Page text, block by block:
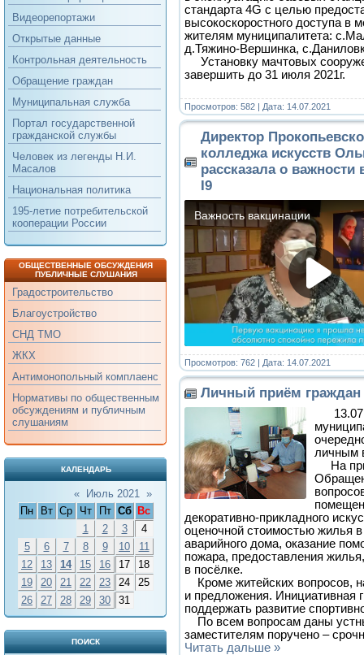
Видеорепортажи
Открытые данные
Контрольная деятельность
Обращение граждан
Муниципальная служба
Портал государственной
гражданской службы
Человек из легенды Н.И.
Масалов
Национальная политика
195-летие потребительской
кооперации России
ОБЩЕСТВЕННЫЕ ОБСУЖДЕНИЯ
ПУБЛИЧНЫЕ СЛУШАНИЯ
Градостроительство
Благоустройство
СНД ТМО
ЖКХ
Антимонопольный комплаенс
Нормативы по общественным
обсуждениям и публичным
слушаниям
КАЛЕНДАРЬ
« Июль 2021 »
Пн
Вт Ср Чт Пт Сб
Вс
1
2 3
4
5
6 7 8 9 10
11
12
13 14 15 16 17
18
19
20 21 22 23 24
25
26
27 28 29 30 31
ПОИСК
стандарта 4G с целью
высокоскоростного доступа в
жителям муниципалитета:
д.Тяжино-Вершинка,
Установку мачтовых
завершить до 31 июля 2021г.
Просмотров: 582 | Дата: 14.07.2021
Директор
колледжа искусств
рассказала о важности
I9
Просмотров: 762 | Дата: 14.07.2021
Личный приём граждан
личным
На
декоративно-прикладного
оценочной стоимостью жилья
аварийного дома, оказание
пожара, предоставления
в посёлке.
Кроме житейских вопросов,
и предложения. Инициативная
поддержать развитие
По всем вопросам даны
заместителям поручено –
Читать дальше »